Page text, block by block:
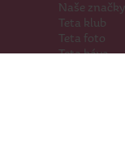
Naše značky
Teta klub
Teta foto
Teta káva